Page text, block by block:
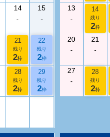
14
-
15
-
21
残り
2枠
22
残り
2枠
28
残り
2枠
29
残り
2枠
13
-
14
残り
2枠
20
-
21
-
27
-
28
残り
2枠